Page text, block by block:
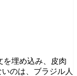
を埋め込み、皮肉
のは、ブラジル人